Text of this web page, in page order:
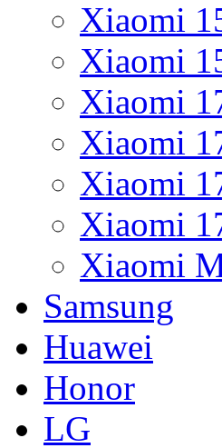
Xiaomi
Xiaomi
Xiaomi
Xiaomi
Xiaomi
Xiaomi
Xiaomi
Samsung
Huawei
Honor
LG